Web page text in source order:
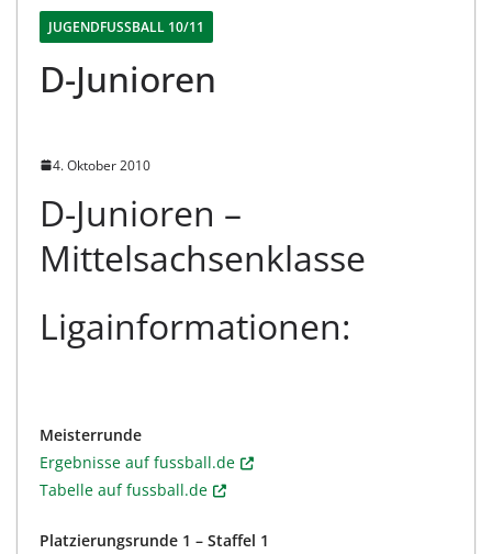
JUGENDFUSSBALL 10/11
D-Junioren
4. Oktober 2010
D-Junioren –
Mittelsachsenklasse
Ligainformationen:
Meisterrunde
Ergebnisse auf fussball.de
Tabelle auf fussball.de
Platzierungsrunde 1 – Staffel 1